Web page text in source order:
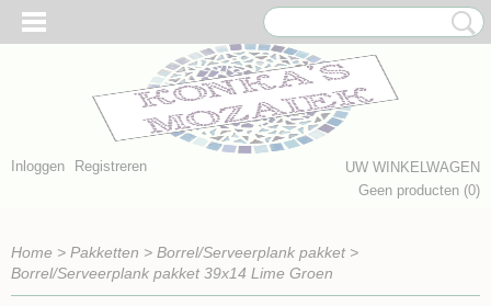
Inloggen Registreren
UW WINKELWAGEN
Geen producten (0)
Home > Pakketten > Borrel/Serveerplank pakket>
Borrel/Serveerplank pakket 39x14 Lime Groen